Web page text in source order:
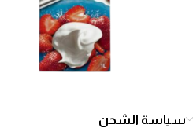
سياسة الشحن